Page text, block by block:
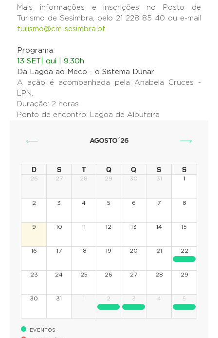
Mais informações e inscrições no Posto de
Turismo de Sesimbra, pelo 21 228 85 40 ou e-mail
turismo@cm-sesimbra.pt
Programa
13 SET| qui | 9.30h
Da Lagoa ao Meco - o Sistema Dunar
A ação é acompanhada pela Anabela Cruces -
LPN.
Duração: 2 horas
Ponto de encontro: Lagoa de Albufeira
AGOSTO´26
D S T Q Q S S
26 27 28 29 30 31 1
2 3 4 5 6 7 8
9 10 11 12 13 14 15
16 17 18 19 20 21 22
23 24 25 26 27 28 29
30 31 1 2 3 4 5
EVENTOS